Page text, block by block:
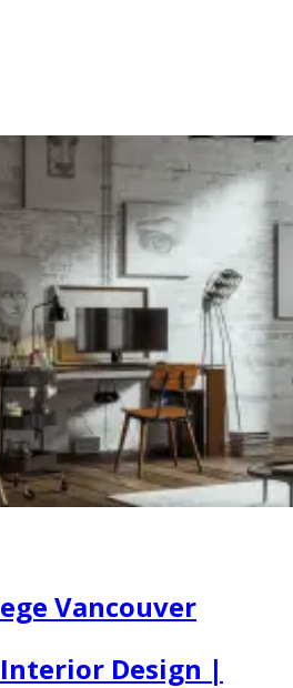
Vancouver
Design |